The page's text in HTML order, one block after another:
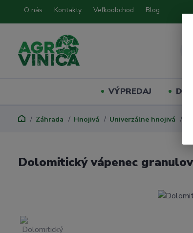
O nás Kontakty Veľkoobchod Blog
VÝPREDAJ
Záhrada Hnojivá Univerzálne hnojivá
Dolomitický vápenec